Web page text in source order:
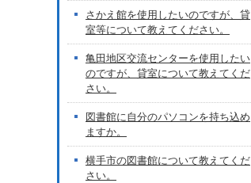
さかえ館を使用したいのですが、貸
室等について教えてください。
亀田地区交流センターを使用したい
のですが、貸室について教えてくだ
さい。
図書館に自分のパソコンを持ち込め
ますか。
横手市の図書館について教えてくだ
さい。